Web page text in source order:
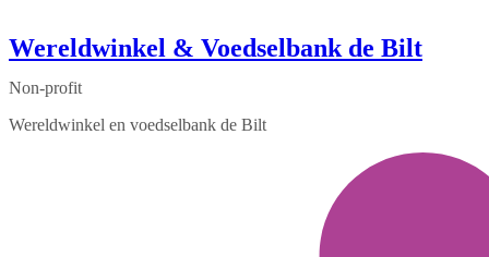
Wereldwinkel & Voedselbank de Bilt
Non-profit
Wereldwinkel en voedselbank de Bilt